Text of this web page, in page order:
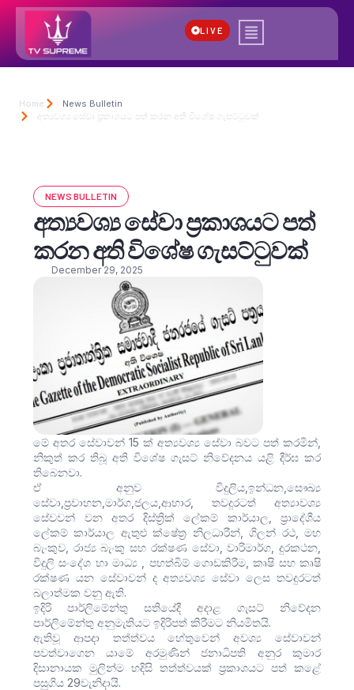
LIVE
Home
News Bulletin
අත්‍යවශ්‍ය සේවා ප්‍රකාශයට පත් කරන අති විශේෂ ගැසට්ටුවක්
NEWS BULLETIN
අත්‍යවශ්‍ය සේවා ප්‍රකාශයට පත්
කරන අති විශේෂ ගැසට්ටුවක්
December 29, 2025
මේ අතර සේවාවන් 15 ක් අත්‍යවශ්‍ය සේවා බවට පත් කරමින්,
නිකුත් කර තිබූ අති විශේෂ ගැසට් නිවේදනය යළි දීර්ඝ කර
තිබෙනවා.
ඒ අනුව විදුලිය,ඉන්ධන,සෞඛ්‍ය
සේවා,ප්‍රවාහන,මාර්ග,ජලය,ආහාර, තවදුරටත් අත්‍යාවශ්‍ය
සේවවන් වන අතර දිස්ත්‍රික් ලේකම් කාර්යාල, ප්‍රාදේශීය
ලේකම් කාර්යාල ඇතුළු ක්ෂේත්‍ර නිලධාරීන්, ගිලන් රථ, මහ
බැංකුව, රාජ්‍ය බැංකු සහ රක්ෂණ සේවා, වාරිමාර්ග, දුරකථන,
විදුලි සංදේශ හා මාධ්‍ය , පහත්බිම් ගොඩකිරීම, කෘෂි සහ කෘෂි
රක්ෂණ යන සේවාවන් ද අත්‍යවශ්‍ය සේවා ලෙස තවදුරටත්
බලාත්මක වනු ඇති.
ඉදිරි පාර්ලිමේන්තු සතියේදී අදාළ ගැසට් නිවේදන
පාර්ලිමේන්තු අනුමැතියට ඉදිරිපත් කිරීමට නියමිතයි.
ඇතිවූ ආපදා තත්ත්වය හේතුවෙන් අවශ්‍ය සේවාවන්
පවත්වාගෙන යාමේ අරමුණින් ජනාධිපති අනුර කුමාර
දිසානායක මුලින්ම හදිසි තත්ත්වයක් ප්‍රකාශයට පත් කළේ
පසුගිය 29වැනිදායි.